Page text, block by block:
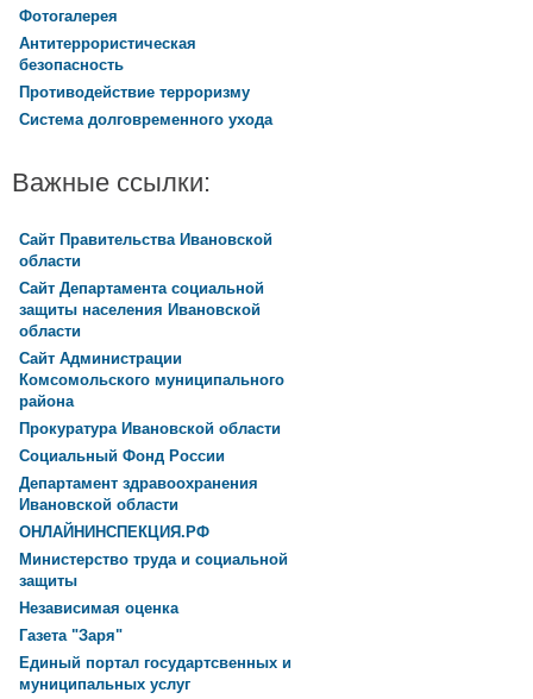
Фотогалерея
Антитеррористическая
безопасность
Противодействие терроризму
Система долговременного ухода
Важные ссылки:
Сайт Правительства Ивановской
области
Сайт Департамента социальной
защиты населения Ивановской
области
Сайт Администрации
Комсомольского муниципального
района
Прокуратура Ивановской области
Социальный Фонд России
Департамент здравоохранения
Ивановской области
ОНЛАЙНИНСПЕКЦИЯ.РФ
Министерство труда и социальной
защиты
Независимая оценка
Газета "Заря"
Единый портал государтсвенных и
муниципальных услуг